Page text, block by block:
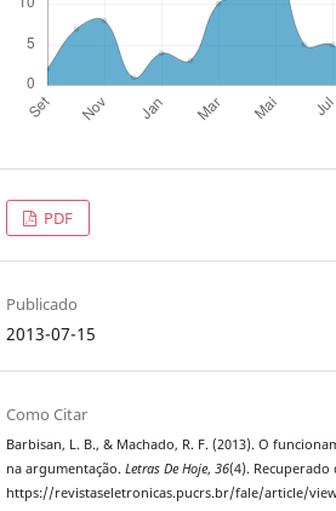
PDF
Publicado
2013-07-15
Como Citar
Barbisan, L. B., & Machado, R. F. (2013). O
na argumentação. Letras De Hoje, 36(4). Recuperado
https://revistaseletronicas.pucrs.br/fale/article/